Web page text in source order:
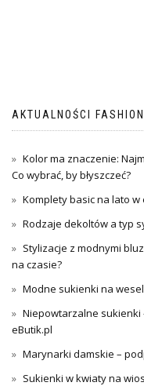
AKTUALNOŚCI FASHION
Kolor ma znaczenie:
Co wybrać, by błyszczeć?
Komplety basic na lato
Rodzaje dekoltów a typ
Stylizacje z modnymi
na czasie?
Modne sukienki na
Niepowtarzalne sukienki
eButik.pl
Marynarki damskie –
Sukienki w kwiaty na